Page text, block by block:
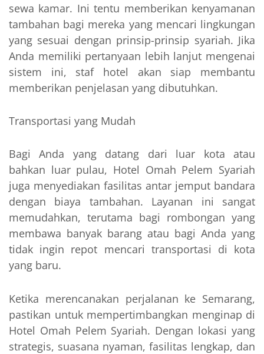
sewa kamar. Ini tentu memberikan kenyamanan
tambahan bagi mereka yang mencari lingkungan
yang sesuai dengan prinsip-prinsip syariah. Jika
Anda memiliki pertanyaan lebih lanjut mengenai
sistem ini, staf hotel akan siap membantu
memberikan penjelasan yang dibutuhkan.
Transportasi yang Mudah
Bagi Anda yang datang dari luar kota atau
bahkan luar pulau, Hotel Omah Pelem Syariah
juga menyediakan fasilitas antar jemput bandara
dengan biaya tambahan. Layanan ini sangat
memudahkan, terutama bagi rombongan yang
membawa banyak barang atau bagi Anda yang
tidak ingin repot mencari transportasi di kota
yang baru.
Ketika merencanakan perjalanan ke Semarang,
pastikan untuk mempertimbangkan menginap di
Hotel Omah Pelem Syariah. Dengan lokasi yang
strategis, suasana nyaman, fasilitas lengkap, dan